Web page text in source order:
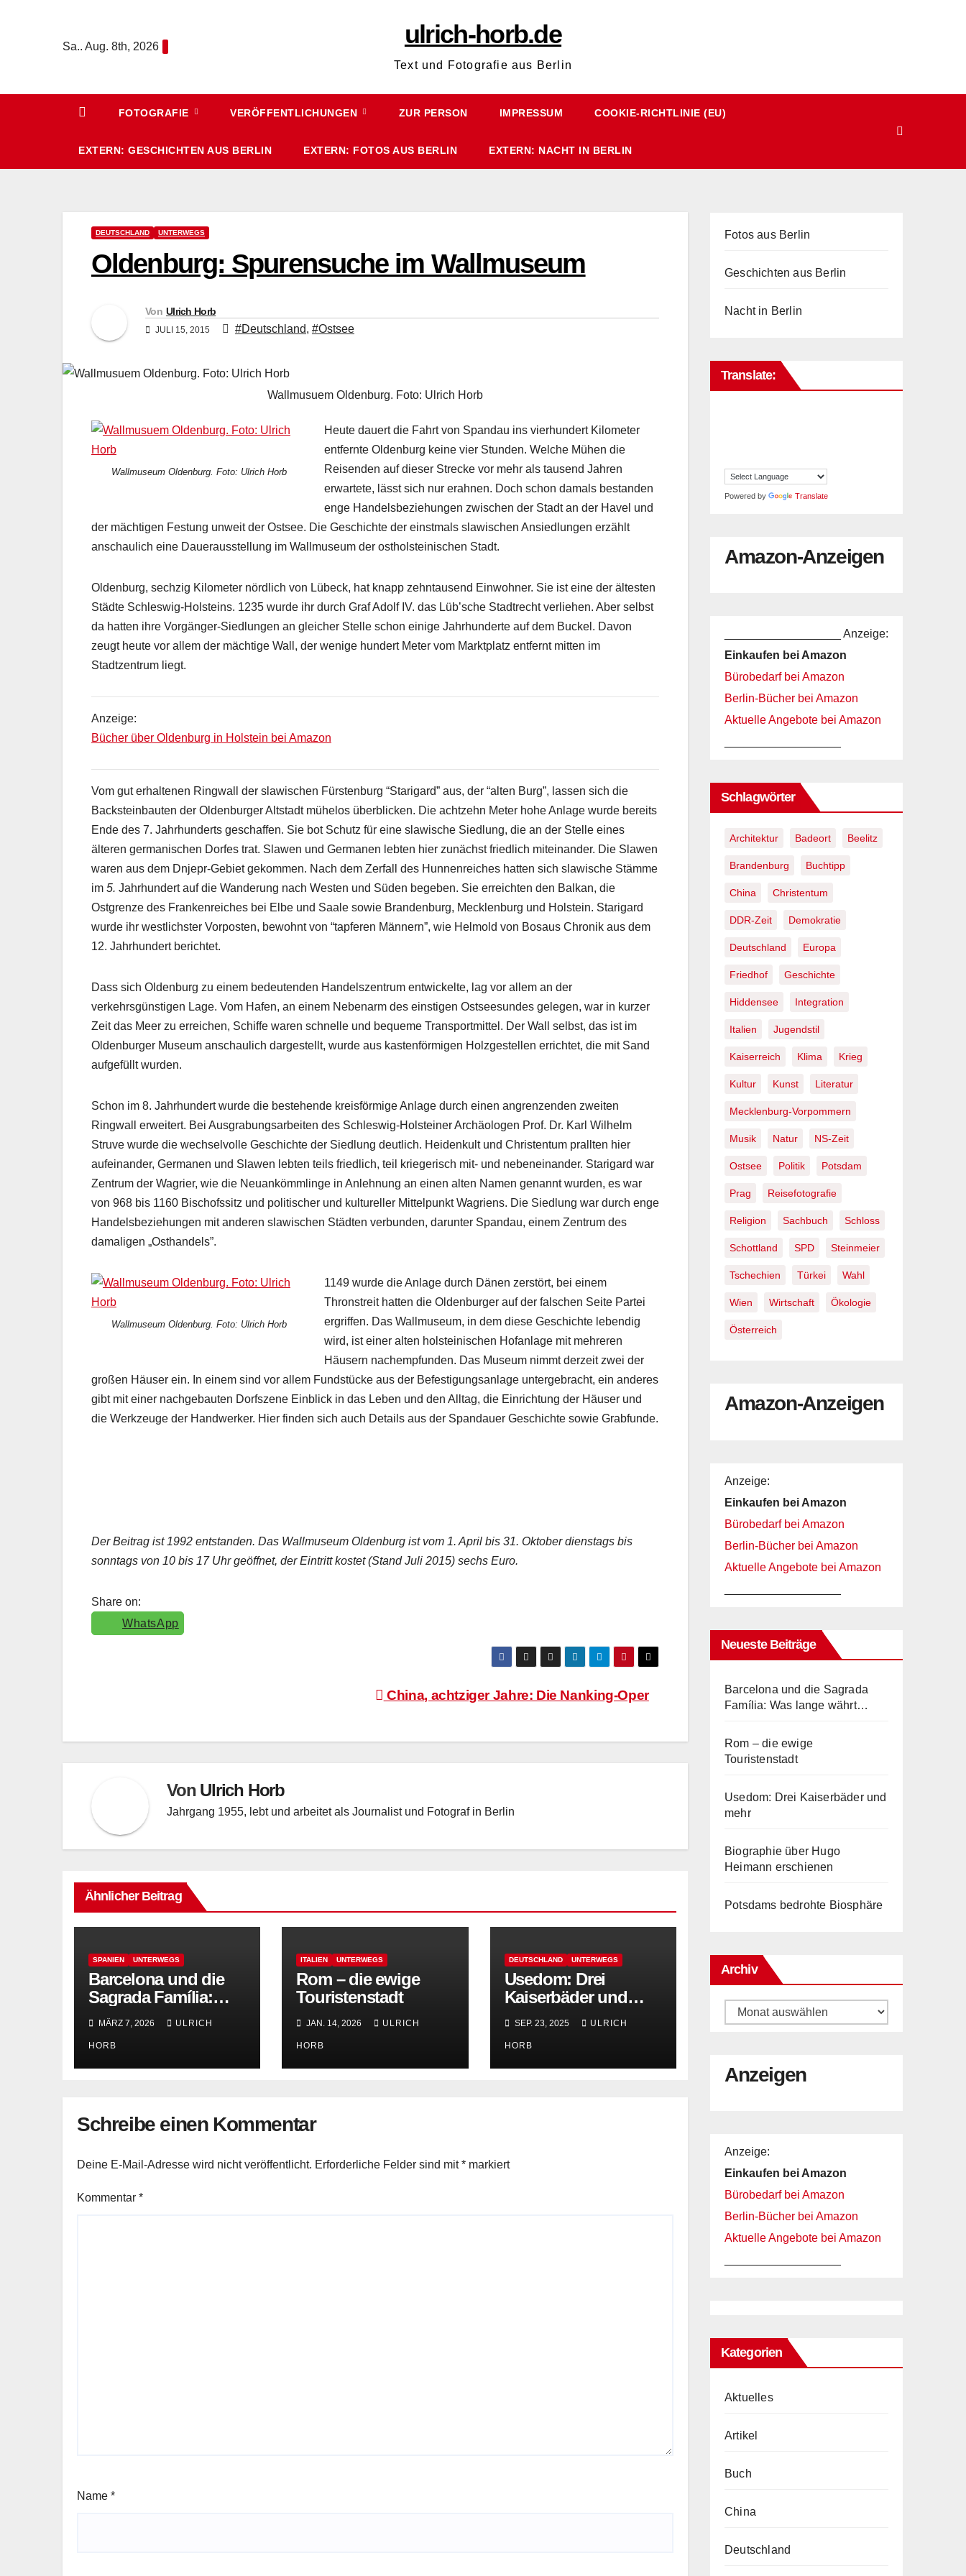
Sa.. Aug. 8th, 2026 ulrich-horb.de
Text und Fotografie aus Berlin
FOTOGRAFIE VERÖFFENTLICHUNGEN ZUR PERSON IMPRESSUM COOKIE-RICHTLINIE (EU)
EXTERN: GESCHICHTEN AUS BERLIN EXTERN: FOTOS AUS BERLIN EXTERN: NACHT IN BERLIN
DEUTSCHLAND UNTERWEGS
Oldenburg: Spurensuche im Wallmuseum
Von Ulrich Horb
JULI 15, 2015 #Deutschland, #Ostsee
Wallmusuem Oldenburg. Foto: Ulrich Horb
Wallmuseum Oldenburg. Foto: Ulrich Horb
Heute dauert die Fahrt von Spandau ins vierhundert Kilometer
entfernte Oldenburg keine vier Stunden. Welche Mühen die
Reisenden auf dieser Strecke vor mehr als tausend Jahren
erwartete, lässt sich nur erahnen. Doch schon damals bestanden
enge Handelsbeziehungen zwischen der Stadt an der Havel und
der mächtigen Festung unweit der Ostsee. Die Geschichte der einstmals slawischen Ansiedlungen erzählt
anschaulich eine Dauerausstellung im Wallmuseum der ostholsteinischen Stadt.
Oldenburg, sechzig Kilometer nördlich von Lübeck, hat knapp zehntausend Einwohner. Sie ist eine der ältesten
Städte Schleswig-Holsteins. 1235 wurde ihr durch Graf Adolf IV. das Lüb’sche Stadtrecht verliehen. Aber selbst
da hatten ihre Vorgänger-Siedlungen an gleicher Stelle schon einige Jahrhunderte auf dem Buckel. Davon
zeugt heute vor allem der mächtige Wall, der wenige hundert Meter vom Marktplatz entfernt mitten im
Stadtzentrum liegt.
Anzeige:
Bücher über Oldenburg in Holstein bei Amazon
Vom gut erhaltenen Ringwall der slawischen Fürstenburg “Starigard” aus, der “alten Burg”, lassen sich die
Backsteinbauten der Oldenburger Altstadt mühelos überblicken. Die achtzehn Meter hohe Anlage wurde bereits
Ende des 7. Jahrhunderts geschaffen. Sie bot Schutz für eine slawische Siedlung, die an der Stelle eines
älteren germanischen Dorfes trat. Slawen und Germanen lebten hier zunächst friedlich miteinander. Die Slawen
waren aus dem Dnjepr-Gebiet gekommen. Nach dem Zerfall des Hunnenreiches hatten sich slawische Stämme
im 5. Jahrhundert auf die Wanderung nach Westen und Süden begeben. Sie erreichten den Balkan, die
Ostgrenze des Frankenreiches bei Elbe und Saale sowie Brandenburg, Mecklenburg und Holstein. Starigard
wurde ihr westlichster Vorposten, bewohnt von “tapferen Männern”, wie Helmold von Bosaus Chronik aus dem
12. Jahrhundert berichtet.
Dass sich Oldenburg zu einem bedeutenden Handelszentrum entwickelte, lag vor allem an der
verkehrsgünstigen Lage. Vom Hafen, an einem Nebenarm des einstigen Ostseesundes gelegen, war in kurzer
Zeit das Meer zu erreichen, Schiffe waren schnelle und bequeme Transportmittel. Der Wall selbst, das ist im
Oldenburger Museum anschaulich dargestellt, wurde aus kastenförmigen Holzgestellen errichtet, die mit Sand
aufgefüllt wurden.
Schon im 8. Jahrhundert wurde die bestehende kreisförmige Anlage durch einen angrenzenden zweiten
Ringwall erweitert. Bei Ausgrabungsarbeiten des Schleswig-Holsteiner Archäologen Prof. Dr. Karl Wilhelm
Struve wurde die wechselvolle Geschichte der Siedlung deutlich. Heidenkult und Christentum prallten hier
aufeinander, Germanen und Slawen lebten teils friedlich, teil kriegerisch mit- und nebeneinander. Starigard war
Zentrum der Wagrier, wie die Neuankömmlinge in Anlehnung an einen alten Namen genannt wurden, es war
von 968 bis 1160 Bischofssitz und politischer und kultureller Mittelpunkt Wagriens. Die Siedlung war durch enge
Handelsbeziehungen mit anderen slawischen Städten verbunden, darunter Spandau, einem Zentrum des
damaligen „Osthandels”.
Wallmuseum Oldenburg. Foto: Ulrich Horb
1149 wurde die Anlage durch Dänen zerstört, bei einem
Thronstreit hatten die Oldenburger auf der falschen Seite Partei
ergriffen. Das Wallmuseum, in dem diese Geschichte lebendig
wird, ist einer alten holsteinischen Hofanlage mit mehreren
Häusern nachempfunden. Das Museum nimmt derzeit zwei der
großen Häuser ein. In einem sind vor allem Fundstücke aus der Befestigungsanlage untergebracht, ein anderes
gibt mit einer nachgebauten Dorfszene Einblick in das Leben und den Alltag, die Einrichtung der Häuser und
die Werkzeuge der Handwerker. Hier finden sich auch Details aus der Spandauer Geschichte sowie Grabfunde.
Der Beitrag ist 1992 entstanden. Das Wallmuseum Oldenburg ist vom 1. April bis 31. Oktober dienstags bis
sonntags von 10 bis 17 Uhr geöffnet, der Eintritt kostet (Stand Juli 2015) sechs Euro.
Share on:
WhatsApp
China, achtziger Jahre: Die Nanking-Oper
Von Ulrich Horb
Jahrgang 1955, lebt und arbeitet als Journalist und Fotograf in Berlin
Ähnlicher Beitrag
SPANIEN UNTERWEGS
Barcelona und die
Sagrada Família:
Was lange währt…
MÄRZ 7, 2026 ULRICH
HORB
ITALIEN UNTERWEGS
Rom – die ewige
Touristenstadt
JAN. 14, 2026 ULRICH
HORB
DEUTSCHLAND UNTERWEGS
Usedom: Drei
Kaiserbäder und
mehr
SEP. 23, 2025 ULRICH
HORB
Schreibe einen Kommentar
Deine E-Mail-Adresse wird nicht veröffentlicht. Erforderliche Felder sind mit* markiert
Kommentar *
Name *
Fotos aus Berlin
Geschichten aus Berlin
Nacht in Berlin
Translate:
Powered by Translate
Amazon-Anzeigen
__________________ Anzeige:
Einkaufen bei Amazon
Bürobedarf bei Amazon
Berlin-Bücher bei Amazon
Aktuelle Angebote bei Amazon
Schlagwörter
Architektur Badeort Beelitz
Brandenburg Buchtipp
China Christentum
DDR-Zeit Demokratie
Deutschland Europa
Friedhof Geschichte
Hiddensee Integration
Italien Jugendstil
Kaiserreich Klima Krieg
Kultur Kunst Literatur
Mecklenburg-Vorpommern
Musik Natur NS-Zeit
Ostsee Politik Potsdam
Prag Reisefotografie
Religion Sachbuch Schloss
Schottland SPD Steinmeier
Tschechien Türkei Wahl
Wien Wirtschaft Ökologie
Österreich
Amazon-Anzeigen
Anzeige:
Einkaufen bei Amazon
Bürobedarf bei Amazon
Berlin-Bücher bei Amazon
Aktuelle Angebote bei Amazon
Neueste Beiträge
Barcelona und die Sagrada
Família: Was lange währt…
Rom – die ewige
Touristenstadt
Usedom: Drei Kaiserbäder und
mehr
Biographie über Hugo
Heimann erschienen
Potsdams bedrohte Biosphäre
Archiv
Archiv
Anzeigen
Anzeige:
Einkaufen bei Amazon
Bürobedarf bei Amazon
Berlin-Bücher bei Amazon
Aktuelle Angebote bei Amazon
Kategorien
Aktuelles
Artikel
Buch
China
Deutschland